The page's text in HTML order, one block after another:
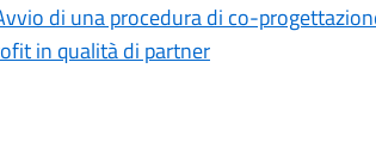
di una procedura di co-
in qualità di partner